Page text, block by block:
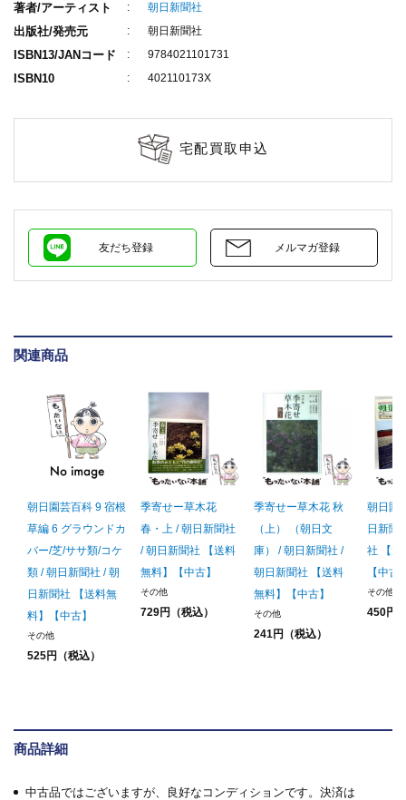
著者/アーティスト 朝日新聞社
出版社/発売元 朝日新聞社
ISBN13/JANコード 9784021101731
ISBN10 402110173X
宅配買取申込
友だち登録 メルマガ登録
関連商品
朝日園芸百科 9 宿根
草編 6 グラウンドカ
バー/芝/ササ類/コケ
類 / 朝日新聞社 / 朝
日新聞社 【送料無
料】【中古】
その他
525円（税込）
季寄せー草木花
春・上 / 朝日新聞社
/ 朝日新聞社 【送料
無料】【中古】
その他
729円（税込）
季寄せー草木花 秋
（上） （朝日文
庫） / 朝日新聞社 /
朝日新聞社 【送料
無料】【中古】
その他
241円（税込）
朝日園
日新聞
社 【送
【中古
その他
450円
商品詳細
中古品ではございますが、良好なコンディションです。決済は